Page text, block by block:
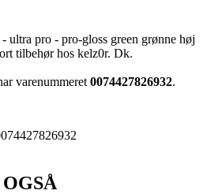
ultra pro - pro-gloss green grønne høj
tilbehør hos kelz0r. Dk.
varenummeret 0074427826932.